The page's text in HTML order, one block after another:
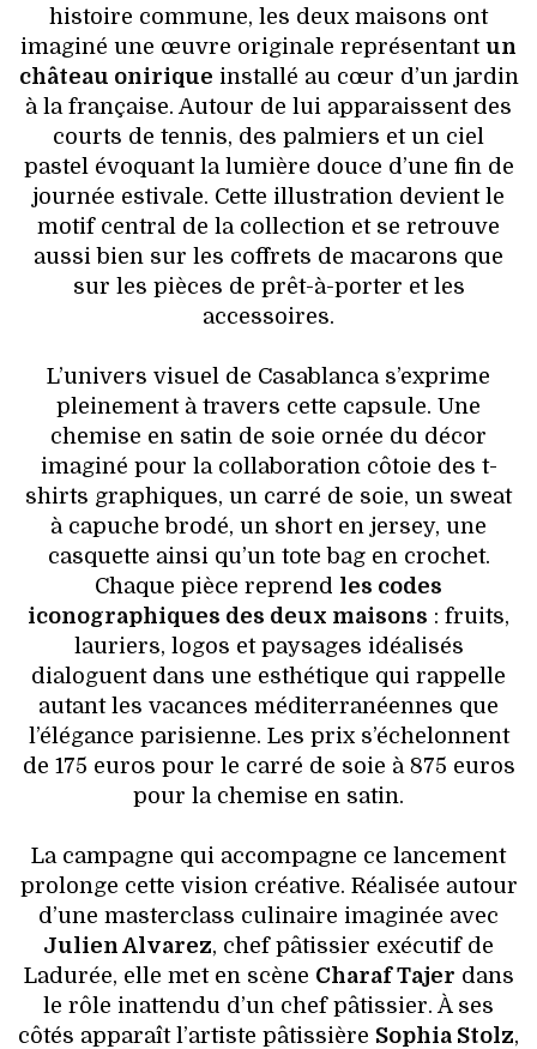
histoire commune, les deux maisons ont
imaginé une œuvre originale représentant un
château onirique installé au cœur d’un jardin
à la française. Autour de lui apparaissent des
courts de tennis, des palmiers et un ciel
pastel évoquant la lumière douce d’une fin de
journée estivale. Cette illustration devient le
motif central de la collection et se retrouve
aussi bien sur les coffrets de macarons que
sur les pièces de prêt-à-porter et les
accessoires.
L’univers visuel de Casablanca s’exprime
pleinement à travers cette capsule. Une
chemise en satin de soie ornée du décor
imaginé pour la collaboration côtoie des t-
shirts graphiques, un carré de soie, un sweat
à capuche brodé, un short en jersey, une
casquette ainsi qu’un tote bag en crochet.
Chaque pièce reprend les codes
iconographiques des deux maisons : fruits,
lauriers, logos et paysages idéalisés
dialoguent dans une esthétique qui rappelle
autant les vacances méditerranéennes que
l’élégance parisienne. Les prix s’échelonnent
de 175 euros pour le carré de soie à 875 euros
pour la chemise en satin.
La campagne qui accompagne ce lancement
prolonge cette vision créative. Réalisée autour
d’une masterclass culinaire imaginée avec
Julien Alvarez, chef pâtissier exécutif de
Ladurée, elle met en scène Charaf Tajer dans
le rôle inattendu d’un chef pâtissier. À ses
côtés apparaît l’artiste pâtissière Sophia Stolz,